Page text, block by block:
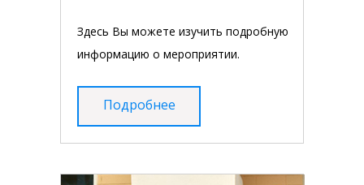
Здесь Вы можете изучить подробную
информацию о мероприятии.
Подробнее